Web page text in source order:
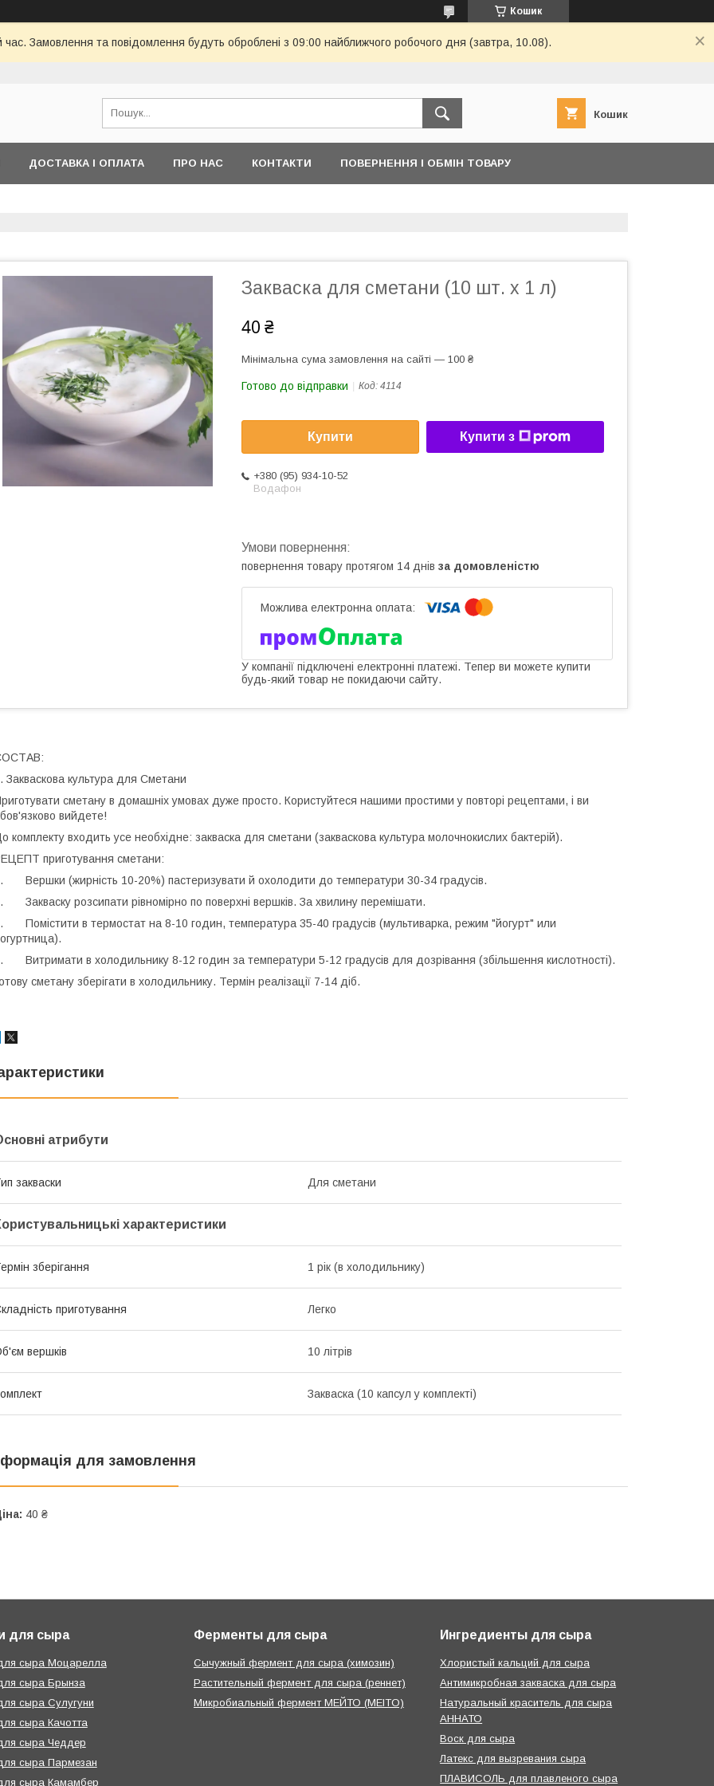
Кошик
час. Замовлення та повідомлення будуть оброблені з 09:00 найближчого робочого дня (завтра, 10.08).
Кошик
ДОСТАВКА І ОПЛАТА ПРО НАС КОНТАКТИ ПОВЕРНЕННЯ І ОБМІН ТОВАРУ
Закваска для сметани (10 шт. х 1 л)
40 ₴
Мінімальна сума замовлення на сайті — 100 ₴
Готово до відправки Код: 4114
Купити Купити з
+380 (95) 934-10-52
Водафон
повернення товару протягом 14 днів за домовленістю
У компанії підключені електронні платежі. Тепер ви можете купити
будь-який товар не покидаючи сайту.
Закваскова культура для Сметани
сметану в домашніх умовах дуже просто. Користуйтеся нашими простими у повторі рецептами, і ви
вийдете!
комплекту входить усе необхідне: закваска для сметани (закваскова культура молочнокислих бактерій).
приготування сметани:
Вершки (жирність 10-20%) пастеризувати й охолодити до температури 30-34 градусів.
Закваску розсипати рівномірно по поверхні вершків. За хвилину перемішати.
Помістити в термостат на 8-10 годин, температура 35-40 градусів (мультиварка, режим "йогурт" или
Витримати в холодильнику 8-12 годин за температури 5-12 градусів для дозрівання (збільшення кислотності).
сметану зберігати в холодильнику. Термін реалізації 7-14 діб.
атрибути
закваски Для сметани
характеристики
зберігання 1 рік (в холодильнику)
приготування Легко
вершків 10 літрів
Закваска (10 капсул у комплекті)
для замовлення
40 ₴
для сыра
сыра Моцарелла
сыра Брынза
сыра Сулугуни
сыра Качотта
сыра Чеддер
сыра Пармезан
сыра Камамбер
Ферменты для сыра
Сычужный фермент для сыра (химозин)
Растительный фермент для сыра (реннет)
Микробиальный фермент МЕЙТО (MEITO)
Ингредиенты для сыра
Хлористый кальций для сыра
Антимикробная закваска для сыра
Натуральный краситель для сыра
АННАТО
Воск для сыра
Латекс для вызревания сыра
ПЛАВИСОЛЬ для плавленого сыра